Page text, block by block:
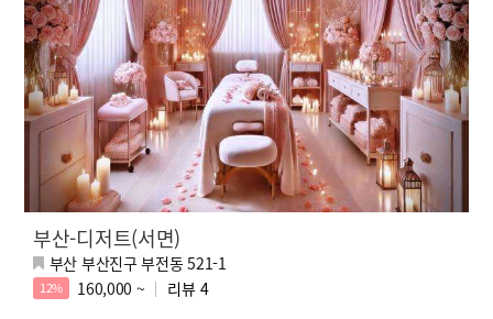
부산-디저트(서면)
부산 부산진구 부전동 521-1
12% 160,000 ~ 리뷰 4